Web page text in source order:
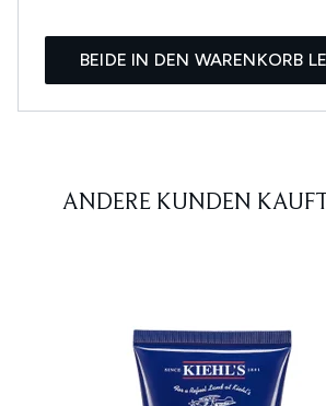
BEIDE IN DEN WARENKORB
ANDERE KUNDEN